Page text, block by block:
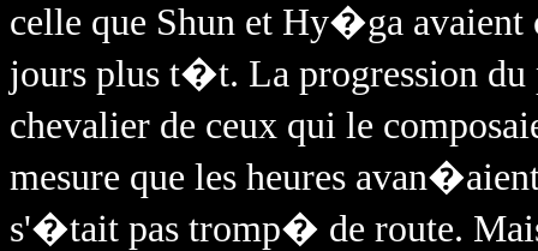
celle que Shun et Hy�ga
jours plus t�t. La progression
chevalier de ceux qui le
mesure que les heures
s'�tait pas tromp� de route.